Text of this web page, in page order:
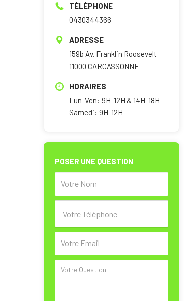
TÉLÉPHONE
0430344366
ADRESSE
159b Av. Franklin Roosevelt
11000 CARCASSONNE
HORAIRES
Lun-Ven: 9H-12H & 14H-18H
Samedi: 9H-12H
POSER UNE QUESTION